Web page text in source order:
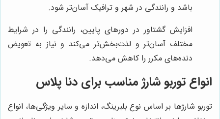
باشد و رانندگی در شهر و ترافیک آسان‌تر شود.
افزایش گشتاور در دورهای پایین، رانندگی را در شرایط
مختلف آسان‌تر و لذت‌بخش‌تر می‌کند و نیاز به تعویض
دنده‌های مکرر را کاهش می‌دهد.
انواع توربو شارژ مناسب برای دنا پلاس
توربو شارژها بر اساس نوع بلبرینگ، اندازه و سایر ویژگی‌ها، انواع